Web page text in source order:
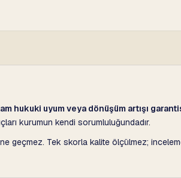
hukuki uyum veya dönüşüm artışı
kurumun kendi sorumluluğundadır.
geçmez. Tek skorla kalite ölçülmez;